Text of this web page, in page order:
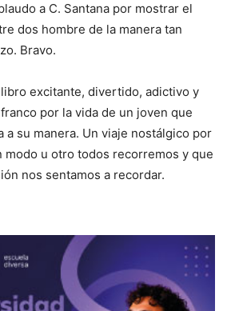
a C. Santana por mostrar el
dos hombre de la manera tan
Bravo.
excitante, divertido, adictivo y
por la vida de un joven que
a su manera. Un viaje nostálgico por
modo u otro todos recorremos y que
nos sentamos a recordar.